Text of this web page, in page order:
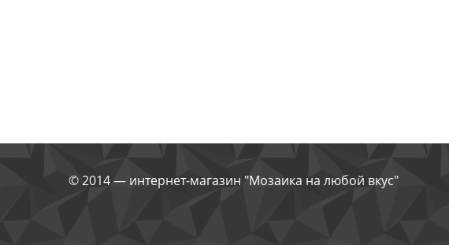
© 2014 — интернет-магазин "Мозаика на любой вкус"